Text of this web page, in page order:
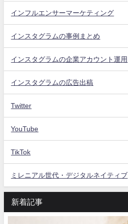
インフルエンサーマーケティング
インスタグラムの事例まとめ
インスタグラムの企業アカウント運用
インスタグラムの広告出稿
Twitter
YouTube
TikTok
ミレニアル世代・デジタルネイティブ
新着記事